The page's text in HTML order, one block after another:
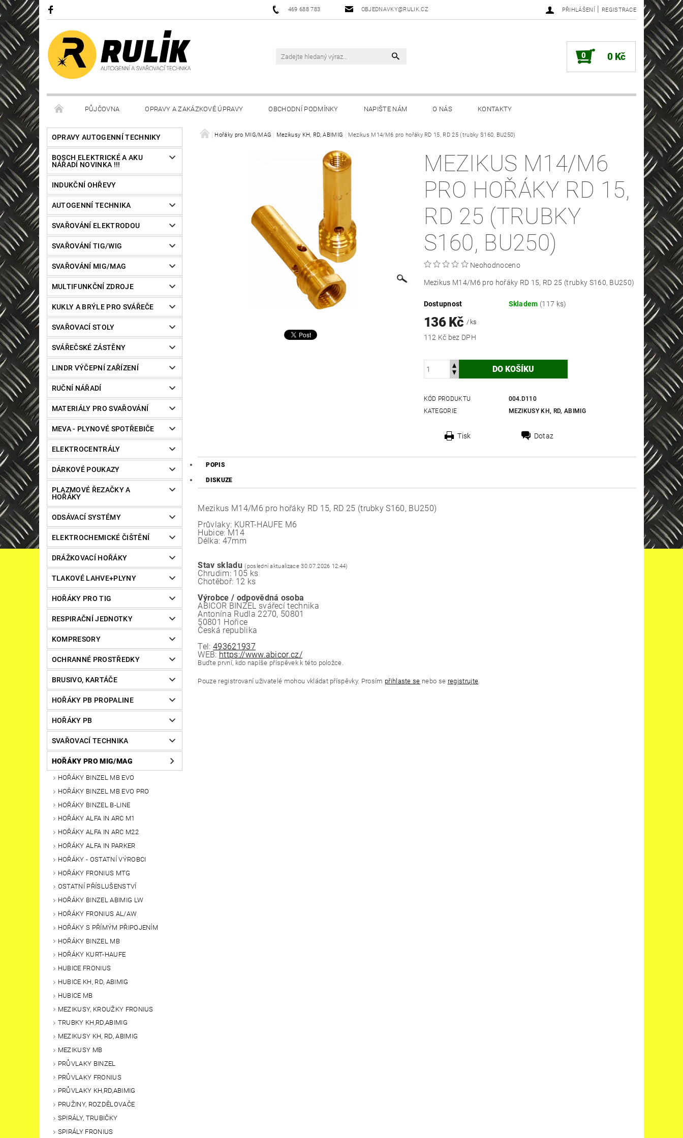
469 688 783 OBJEDNAVKY@RULIK.CZ PŘIHLÁŠENÍ | REGISTRACE
0 0 Kč
PŮJČOVNA OPRAVY A ZAKÁZKOVÉ ÚPRAVY OBCHODNÍ PODMÍNKY NAPIŠTE NÁM O NÁS KONTAKTY
OPRAVY AUTOGENNÍ TECHNIKY
BOSCH ELEKTRICKÉ A AKU
NÁŘADÍ NOVINKA !!!
INDUKČNÍ OHŘEVY
AUTOGENNÍ TECHNIKA
SVAŘOVÁNÍ ELEKTRODOU
SVAŘOVÁNÍ TIG/WIG
SVAŘOVÁNÍ MIG/MAG
MULTIFUNKČNÍ ZDROJE
KUKLY A BRÝLE PRO SVÁŘEČE
SVAŘOVACÍ STOLY
SVÁŘEČSKÉ ZÁSTĚNY
LINDR VÝČEPNÍ ZAŘÍZENÍ
RUČNÍ NÁŘADÍ
MATERIÁLY PRO SVAŘOVÁNÍ
MEVA - PLYNOVÉ SPOTŘEBIČE
ELEKTROCENTRÁLY
DÁRKOVÉ POUKAZY
PLAZMOVÉ ŘEZAČKY A
HOŘÁKY
ODSÁVACÍ SYSTÉMY
ELEKTROCHEMICKÉ ČIŠTĚNÍ
DRÁŽKOVACÍ HOŘÁKY
TLAKOVÉ LAHVE+PLYNY
HOŘÁKY PRO TIG
RESPIRAČNÍ JEDNOTKY
KOMPRESORY
OCHRANNÉ PROSTŘEDKY
BRUSIVO, KARTÁČE
HOŘÁKY PB PROPALINE
HOŘÁKY PB
SVAŘOVACÍ TECHNIKA
HOŘÁKY PRO MIG/MAG
HOŘÁKY BINZEL MB EVO
HOŘÁKY BINZEL MB EVO PRO
HOŘÁKY BINZEL B-LINE
HOŘÁKY ALFA IN ARC M1
HOŘÁKY ALFA IN ARC M22
HOŘÁKY ALFA IN PARKER
HOŘÁKY - OSTATNÍ VÝROBCI
HOŘÁKY FRONIUS MTG
OSTATNÍ PŘÍSLUŠENSTVÍ
HOŘÁKY BINZEL ABIMIG LW
HOŘÁKY FRONIUS AL/AW
HOŘÁKY S PŘÍMÝM PŘIPOJENÍM
HOŘÁKY BINZEL MB
HOŘÁKY KURT-HAUFE
HUBICE FRONIUS
HUBICE KH, RD, ABIMIG
HUBICE MB
MEZIKUSY, KROUŽKY FRONIUS
TRUBKY KH,RD,ABIMIG
MEZIKUSY KH, RD, ABIMIG
MEZIKUSY MB
PRŮVLAKY BINZEL
PRŮVLAKY FRONIUS
PRŮVLAKY KH,RD,ABIMIG
PRUŽINY, ROZDĚLOVAČE
SPIRÁLY, TRUBIČKY
SPIRÁLY FRONIUS
Hořáky pro MIG/MAG Mezikusy KH, RD, ABIMIG Mezikus M14/M6 pro hořáky RD 15, RD 25 (trubky S160, BU250)
MEZIKUS M14/M6
PRO HOŘÁKY RD 15,
RD 25 (TRUBKY
S160, BU250)
Neohodnoceno
Mezikus M14/M6 pro hořáky RD 15, RD 25 (trubky S160, BU250)
Dostupnost Skladem (117 ks)
136 Kč/ ks
112 Kč bez DPH
KÓD PRODUKTU
004.D110
KATEGORIE
MEZIKUSY KH, RD, ABIMIG
Tisk Dotaz
POPIS
DISKUZE
Mezikus M14/M6 pro hořáky RD 15, RD 25 (trubky S160, BU250)
Průvlaky: KURT-HAUFE M6
Hubice: M14
Délka: 47mm
Stav skladu (poslední aktualizace 30.07.2026 12:44)
Chrudim: 105 ks
Chotěboř: 12 ks
Výrobce / odpovědná osoba
ABICOR BINZEL svářecí technika
Antonína Rudla 2270, 50801
50801 Hořice
Česká republika
Tel:493621937
WEB: https://www.abicor.cz/
Buďte první, kdo napíše příspěvek k této položce.
Pouze registrovaní uživatelé mohou vkládat příspěvky. Prosím přihlaste se nebo se registrujte.